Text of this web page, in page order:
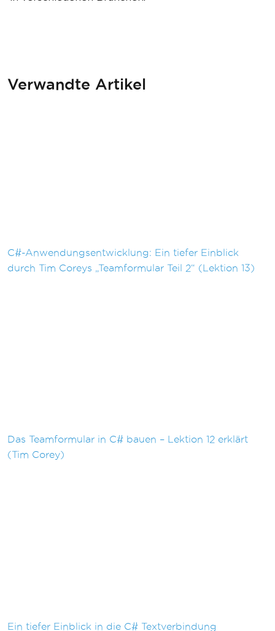
Verwandte Artikel
C#-Anwendungsentwicklung: Ein tiefer Einblick
durch Tim Coreys „Teamformular Teil 2“ (Lektion 13)
Das Teamformular in C# bauen – Lektion 12 erklärt
(Tim Corey)
Ein tiefer Einblick in die C# Textverbindung